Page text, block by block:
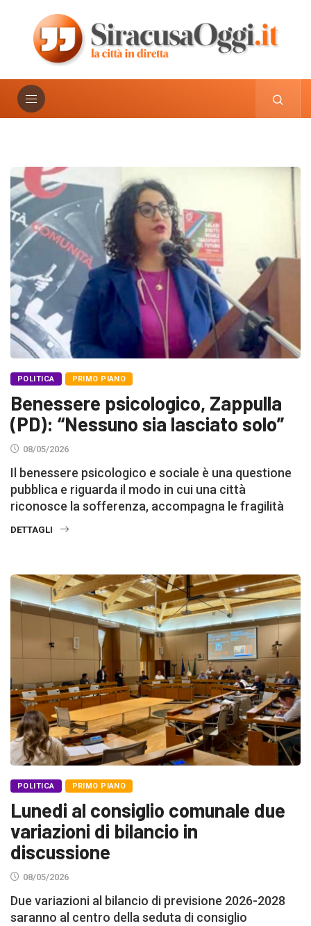
POLITICA PRIMO PIANO
Benessere psicologico, Zappulla
(PD): “Nessuno sia lasciato solo”
08/05/2026
Il benessere psicologico e sociale è una questione
pubblica e riguarda il modo in cui una città
riconosce la sofferenza, accompagna le fragilità
DETTAGLI
POLITICA PRIMO PIANO
Lunedi al consiglio comunale due
variazioni di bilancio in
discussione
08/05/2026
Due variazioni al bilancio di previsione 2026-2028
saranno al centro della seduta di consiglio